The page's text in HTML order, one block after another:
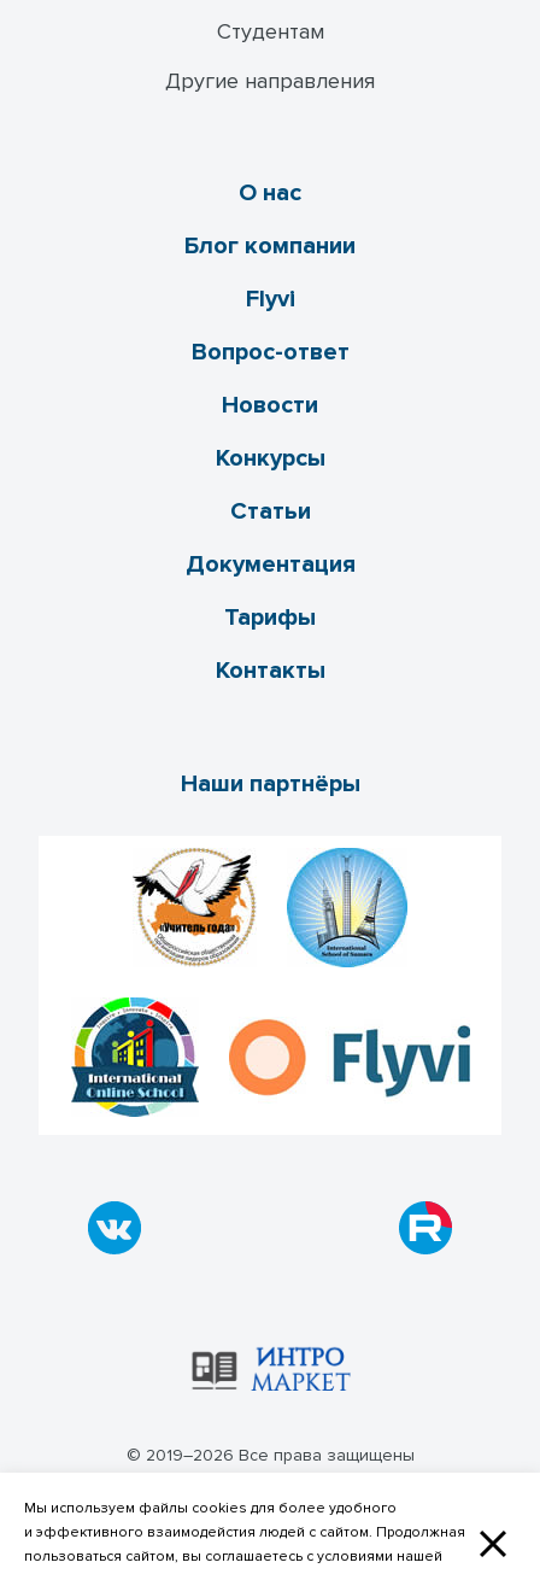
Студентам
Другие направления
О нас
Блог компании
Flyvi
Вопрос-ответ
Новости
Конкурсы
Статьи
Документация
Тарифы
Контакты
Наши партнёры
© 2019–2026 Все права защищены
Политика конфиденциальности
Мы используем файлы cookies для более удобного
и эффективного взаимодейстия людей с сайтом. Продолжная
пользоваться сайтом, вы соглашаетесь с условиями нашей